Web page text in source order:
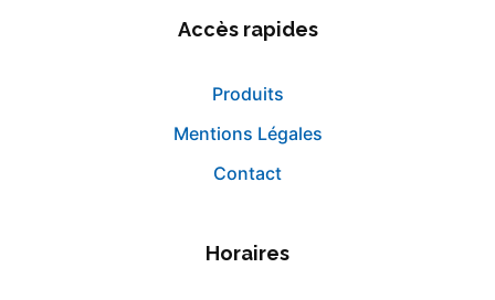
Accès rapides
Produits
Mentions Légales
Contact
Horaires